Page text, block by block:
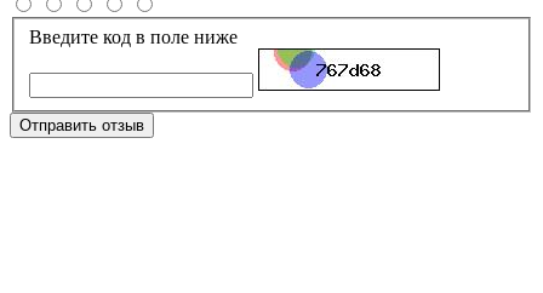
Введите код в поле ниже
Отправить отзыв